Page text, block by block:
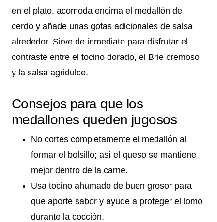
en el plato, acomoda encima el medallón de
cerdo y añade unas gotas adicionales de salsa
alrededor. Sirve de inmediato para disfrutar el
contraste entre el tocino dorado, el Brie cremoso
y la salsa agridulce.
Consejos para que los
medallones queden jugosos
No cortes completamente el medallón al
formar el bolsillo; así el queso se mantiene
mejor dentro de la carne.
Usa tocino ahumado de buen grosor para
que aporte sabor y ayude a proteger el lomo
durante la cocción.